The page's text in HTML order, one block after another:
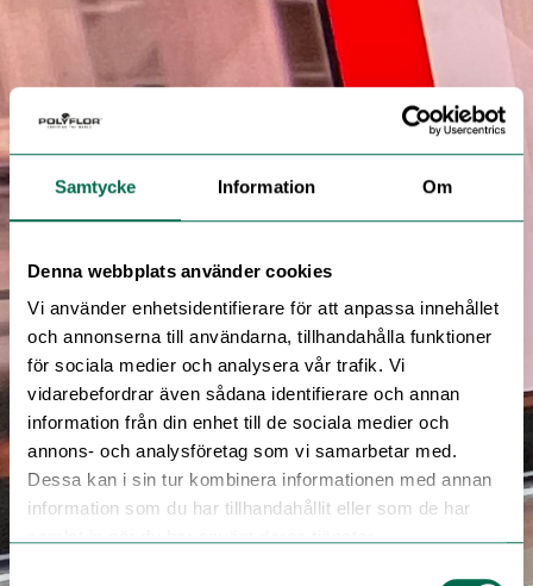
Samtycke Information Om
Denna webbplats använder cookies
Vi använder enhetsidentifierare för att anpassa innehållet
och annonserna till användarna, tillhandahålla funktioner
för sociala medier och analysera vår trafik. Vi
vidarebefordrar även sådana identifierare och annan
information från din enhet till de sociala medier och
annons- och analysföretag som vi samarbetar med.
Dessa kan i sin tur kombinera informationen med annan
information som du har tillhandahållit eller som de har
Samtyckesval